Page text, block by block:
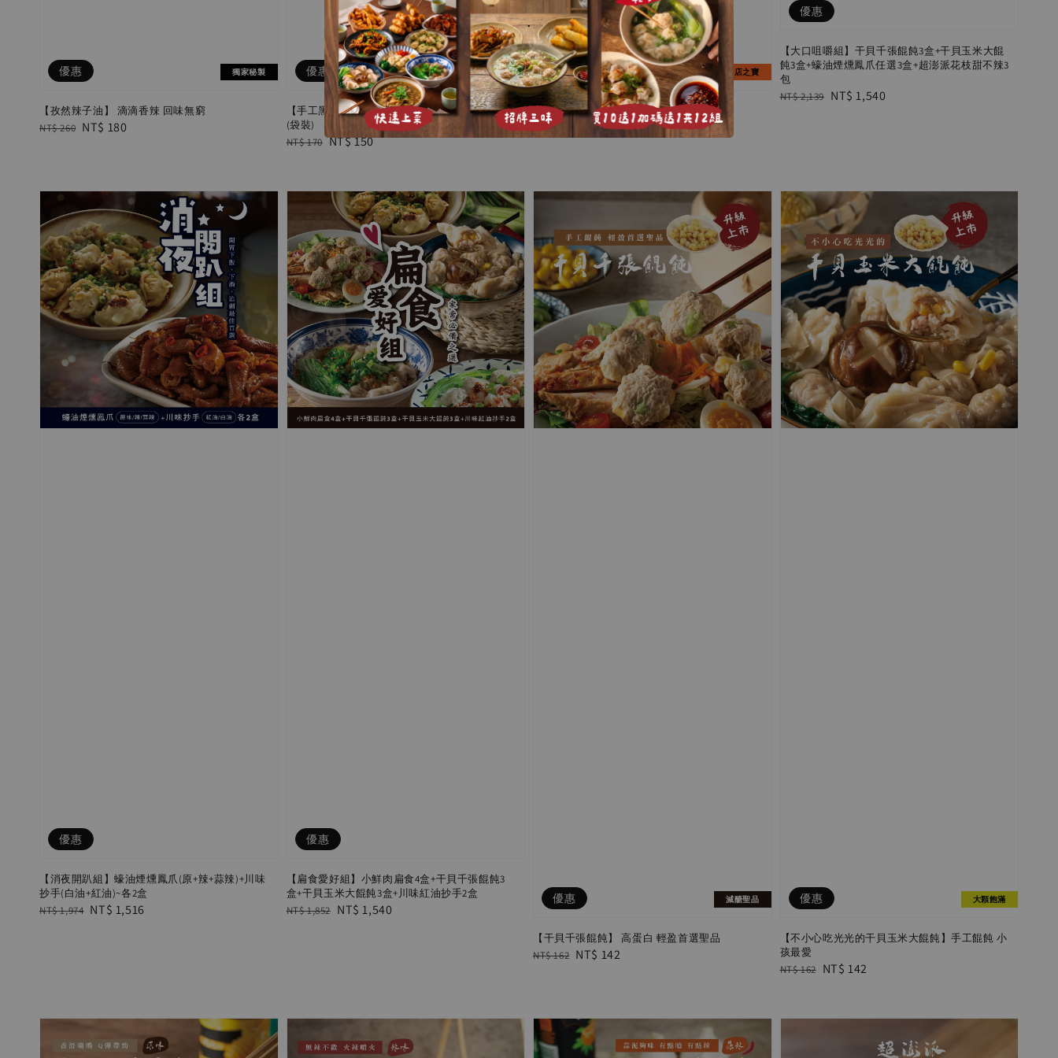
.
優惠 獨家秘製
【孜然辣子油】 滴滴香辣 回味無窮
Regular
NT$ 260 Sale
NT$ 180
優惠 手工美食
【手工黑豬肉餛飩】 乾的湯的 二吃上市60顆/組
(袋裝)
Regular
NT$ 170 Sale
NT$ 150
優惠 鎮店之寶
【小鮮肉扁食】 手工餛飩 特色小吃(盒裝)
Regular
NT$ 124
Sale
NT$ 104
優惠
【大口咀嚼組】干貝千張餛飩3盒+干貝玉米大餛
飩3盒+蠔油煙燻鳳爪任選3盒+超澎派花枝甜不辣3
包
Regular
NT$ 2,139 Sale
NT$ 1,540
優惠
【消夜開趴組】蠔油煙燻鳳爪(原+辣+蒜辣)+川味
抄手(白油+紅油)~各2盒
Regular
NT$ 1,974 Sale
NT$ 1,516
優惠
【扁食愛好組】小鮮肉扁食4盒+干貝千張餛飩3
盒+干貝玉米大餛飩3盒+川味紅油抄手2盒
Regular
NT$ 1,852 Sale
NT$ 1,540
優惠 減醣聖品
【干貝千張餛飩】 高蛋白 輕盈首選聖品
Regular
NT$ 162 Sale
NT$ 142
優惠 大顆飽滿
【不小心吃光光的干貝玉米大餛飩】手工餛飩 小
孩最愛
Regular
NT$ 162 Sale
NT$ 142